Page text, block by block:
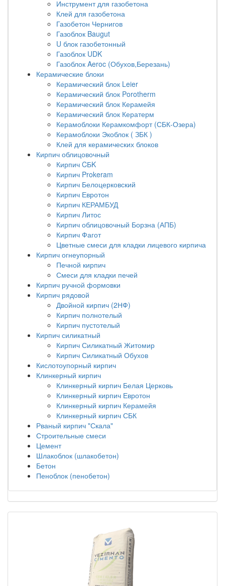
Инструмент для газобетона
Клей для газобетона
Газобетон Чернигов
Газоблок Baugut
U блок газобетонный
Газоблок UDK
Газоблок Aeroc (Обухов,Березань)
Керамические блоки
Керамический блок Leier
Керамический блок Porotherm
Керамический блок Керамейя
Керамический блок Кератерм
Керамоблоки Керамкомфорт (СБК-Озера)
Керамоблоки Экоблок ( ЗБК )
Клей для керамических блоков
Кирпич облицовочный
Кирпич CБK
Кирпич Prokeram
Кирпич Белоцерковский
Кирпич Евротон
Кирпич КЕРАМБУД
Кирпич Литос
Кирпич облицовочный Борзна (АПБ)
Кирпич Фагот
Цветные смеси для кладки лицевого кирпича
Кирпич огнеупорный
Печной кирпич
Смеси для кладки печей
Кирпич ручной формовки
Кирпич рядовой
Двойной кирпич (2НФ)
Кирпич полнотелый
Кирпич пустотелый
Кирпич силикатный
Кирпич Силикатный Житомир
Кирпич Силикатный Обухов
Кислотоупорный кирпич
Клинкерный кирпич
Клинкерный кирпич Белая Церковь
Клинкерный кирпич Евротон
Клинкерный кирпич Керамейя
Клинкерный кирпич СБК
Рваный кирпич "Скала"
Строительные смеси
Цемент
Шлакоблок (шлакобетон)
Бетон
Пеноблок (пенобетон)